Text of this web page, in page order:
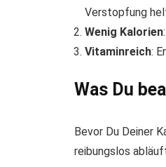
Verstopfung
Wenig Kalorien
Vitaminreich:
Was Du
Bevor Du Deiner
reibungslos